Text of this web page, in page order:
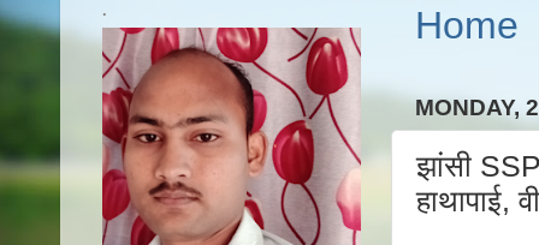
Home
MONDAY,
झांसी
हाथापाई,
.